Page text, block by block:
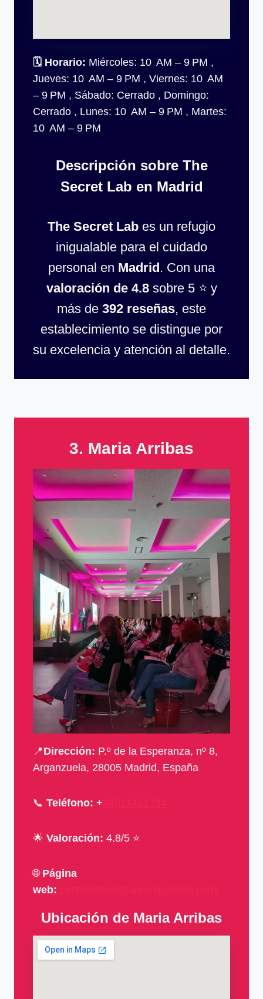
🗓 Horario: Miércoles: 10 AM – 9 PM ,
Jueves: 10 AM – 9 PM , Viernes: 10 AM
– 9 PM , Sábado: Cerrado , Domingo:
Cerrado , Lunes: 10 AM – 9 PM , Martes:
10 AM – 9 PM
Descripción sobre The
Secret Lab en Madrid
The Secret Lab es un refugio
inigualable para el cuidado
personal en Madrid . Con una
valoración de 4.8sobre 5 ⭐ y
más de 392 reseñas, este
establecimiento se distingue por
su excelencia y atención al detalle.
3. Maria Arribas
📍Dirección: P.º de la Esperanza, nº 8,
Arganzuela, 28005 Madrid, España
📞 Teléfono: +
🌟 Valoración: 4.8/5 ⭐
🌐 Página
web:
Ubicación de Maria Arribas